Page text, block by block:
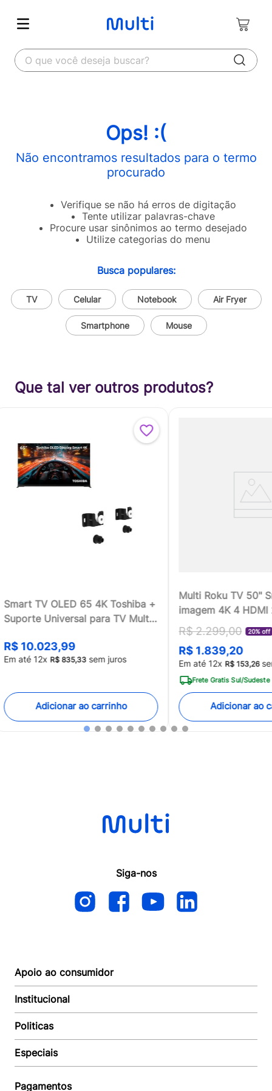
O que você deseja buscar?
Ops! :(
Não encontramos resultados para o termo
procurado
Verifique se não há erros de digitação
Tente utilizar palavras-chave
Procure usar sinônimos ao termo desejado
Utilize categorias do menu
Busca populares:
TV Celular Notebook Air Fryer
Smartphone Mouse
Que tal ver outros produtos?
Smart TV OLED 65 4K Toshiba +
Suporte Universal para TV Multi
R$ 10.023,99
Em até 12x R$ 835,33 sem juros
Adicionar ao carrinho
Multi Roku TV 50"
imagem 4K 4 HDMI
compatível com
Home -
[Reembalado]
R$ 2.299,00 20% off
R$ 1.839,20
Em até 12x R$ 153,26
Frete Gratis Sul/Sudeste
Adicionar ao
Siga-nos
Apoio ao consumidor
Autoatendimento
Suporte e reparo
Acompanhar Entrega
Baixe o APP
Institucional
Quem somos
Revendedor
Seja um Revendedor
Trabalhe conosco
Politicas
Política de Entrega
Política de Pagamento
Política de Privacidade
Especiais
Pagamentos